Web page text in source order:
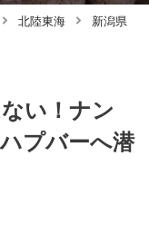
北陸東海 新潟県
い！ナン
プバーへ潜